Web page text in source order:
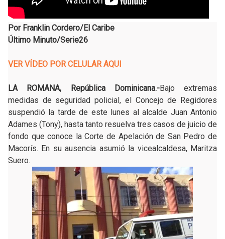
Por Franklin Cordero/El Caribe
Último Minuto/Serie26
VER VÍDEO POR CELULAR AQUI
LA ROMANA, República Dominicana.-Bajo extremas
medidas de seguridad policial, el Concejo de Regidores
suspendió la tarde de este lunes al alcalde Juan Antonio
Adames (Tony), hasta tanto resuelva tres casos de juicio de
fondo que conoce la Corte de Apelación de San Pedro de
Macorís. En su ausencia asumió la vicealcaldesa, Maritza
Suero.